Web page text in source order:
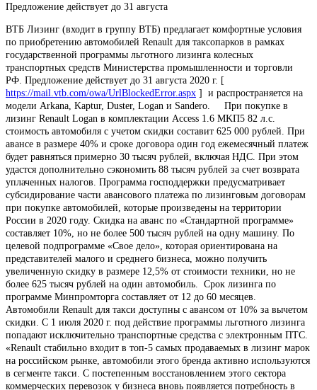
Предложение действует до 31 августа
ВТБ Лизинг (входит в группу ВТБ) предлагает комфортные условия
по приобретению автомобилей Renault для таксопарков в рамках
государственной программы льготного лизинга колесных
транспортных средств Министерства промышленности и торговли
РФ. Предложение действует до 31 августа 2020 г. [
https://mail.vtb.com/owa/UrlBlockedError.aspx ] и распространяется на
модели Arkana, Kaptur, Duster, Logan и Sandero. При покупке в
лизинг Renault Logan в комплектации Access 1.6 MKП5 82 л.с.
стоимость автомобиля с учетом скидки составит 625 000 рублей. При
авансе в размере 40% и сроке договора один год ежемесячный платеж
будет равняться примерно 30 тысяч рублей, включая НДС. При этом
удастся дополнительно сэкономить 88 тысяч рублей за счет возврата
уплаченных налогов. Программа господдержки предусматривает
субсидирование части авансового платежа по лизинговым договорам
при покупке автомобилей, которые произведены на территории
России в 2020 году. Скидка на аванс по «Стандартной программе»
составляет 10%, но не более 500 тысяч рублей на одну машину. По
целевой подпрограмме «Свое дело», которая ориентирована на
представителей малого и среднего бизнеса, можно получить
увеличенную скидку в размере 12,5% от стоимости техники, но не
более 625 тысяч рублей на один автомобиль. Срок лизинга по
программе Минпромторга составляет от 12 до 60 месяцев.
Автомобили Renault для такси доступны с авансом от 10% за вычетом
скидки. С 1 июля 2020 г. под действие программы льготного лизинга
попадают исключительно транспортные средства с электронным ПТС.
«Renault стабильно входит в топ-5 самых продаваемых в лизинг марок
на российском рынке, автомобили этого бренда активно используются
в сегменте такси. С постепенным восстановлением этого сектора
коммерческих перевозок у бизнеса вновь появляется потребность в